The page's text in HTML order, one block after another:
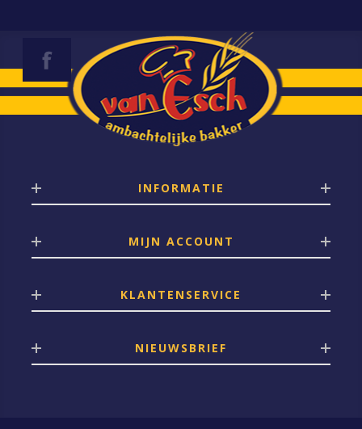
INFORMATIE
MIJN ACCOUNT
KLANTENSERVICE
NIEUWSBRIEF